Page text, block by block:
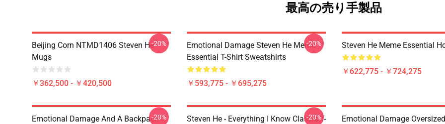
最高の売り手製品
Beijing Corn NTMD1406 Steven He
Mugs
￥362,500 - ￥420,500
-20%
Emotional Damage Steven He Meme
Essential T-Shirt Sweatshirts
￥593,775 - ￥695,275
-20% Steven He Meme Essential
￥622,775 - ￥724,275
Emotional Damage And A Backpack-20%
Steven He - Everything I Know Classic T-
-20% Emotional Damage